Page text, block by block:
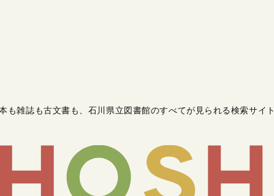
も雑誌も古文書も 石川県立図書館のすべてが見られる検索サイト